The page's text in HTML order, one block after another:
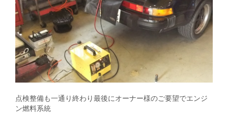
点検整備も一通り終わり最後にオーナー様のご要望でエンジ
ン燃料系統